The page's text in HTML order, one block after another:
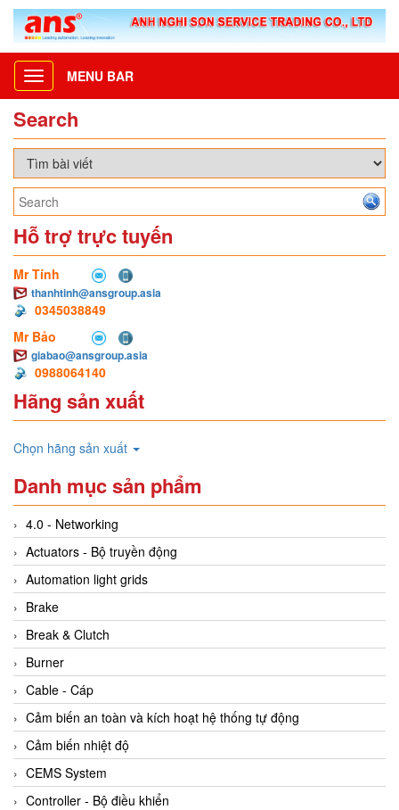
Toggle
navigation
MENU BAR
Search
Hỗ trợ trực tuyến
Mr Tính
thanhtinh@ansgroup.asia
0345038849
Mr Bảo
giabao@ansgroup.asia
0988064140
Hãng sản xuất
Chọn hãng sản xuất
Danh mục sản phẩm
4.0 - Networking
Actuators - Bộ truyền động
Automation light grids
Brake
Break & Clutch
Burner
Cable - Cáp
Cảm biến an toàn và kích hoạt hệ thống tự động
Cảm biến nhiệt độ
CEMS System
Controller - Bộ điều khiển